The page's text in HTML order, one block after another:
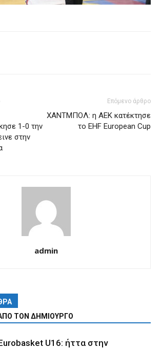
1-0 την
στην
Επόμενο άρθρο
ΧΑΝΤΜΠΟΛ: η ΑΕΚ κατέκτησε
το EHF European Cup
admin
ΤΟΝ ΔΗΜΙΟΥΡΓΟ
U16: ήττα στην